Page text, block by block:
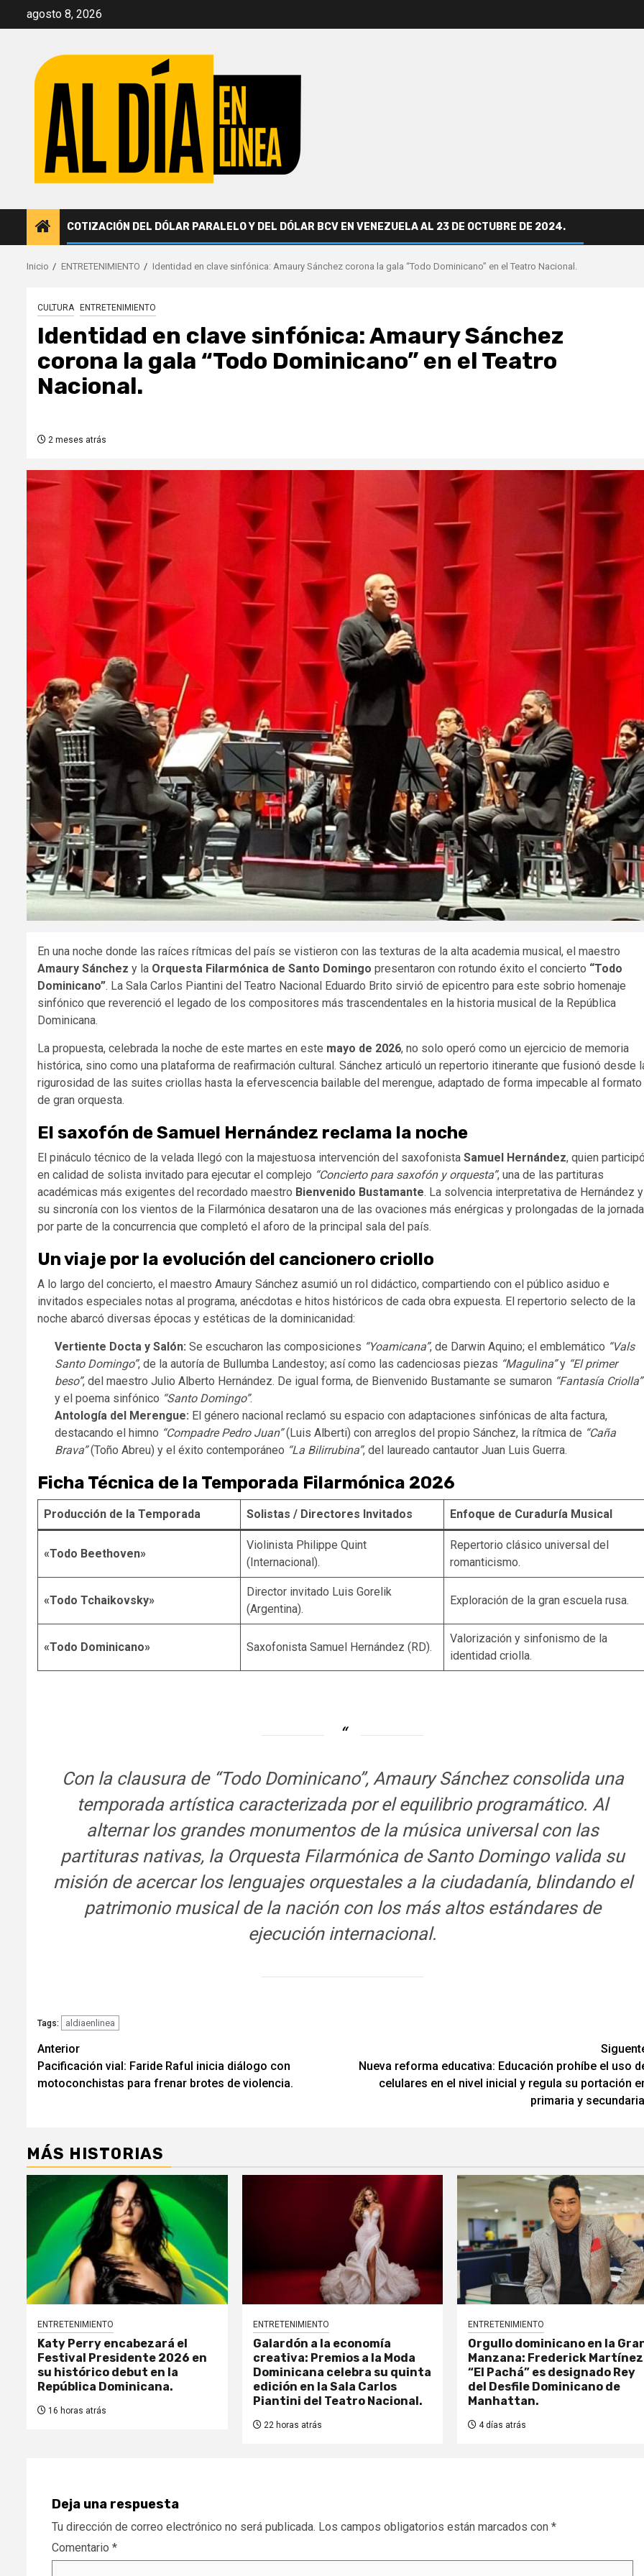
agosto 8, 2026
COTIZACIÓN DEL DÓLAR PARALELO Y DEL DÓLAR BCV EN VENEZUELA AL 23 DE OCTUBRE DE 2024.
Inicio ENTRETENIMIENTO Identidad en clave sinfónica: Amaury Sánchez corona la gala “Todo Dominicano” en el Teatro Nacional.
CULTURA ENTRETENIMIENTO
Identidad en clave sinfónica: Amaury Sánchez
corona la gala “Todo Dominicano” en el Teatro
Nacional.
2 meses atrás
En una noche donde las raíces rítmicas del país se vistieron con las texturas de la alta academia musical, el maestro
Amaury Sánchez y la Orquesta Filarmónica de Santo Domingo presentaron con rotundo éxito el concierto “Todo
Dominicano”. La Sala Carlos Piantini del Teatro Nacional Eduardo Brito sirvió de epicentro para este sobrio homenaje
sinfónico que reverenció el legado de los compositores más trascendentales en la historia musical de la República
Dominicana.
La propuesta, celebrada la noche de este martes en este mayo de 2026, no solo operó como un ejercicio de memoria
histórica, sino como una plataforma de reafirmación cultural. Sánchez articuló un repertorio itinerante que fusionó desde
rigurosidad de las suites criollas hasta la efervescencia bailable del merengue, adaptado de forma impecable al formato
de gran orquesta.
El saxofón de Samuel Hernández reclama la noche
El pináculo técnico de la velada llegó con la majestuosa intervención del saxofonista Samuel Hernández, quien
en calidad de solista invitado para ejecutar el complejo “Concierto para saxofón y orquesta”, una de las partituras
académicas más exigentes del recordado maestro Bienvenido Bustamante. La solvencia interpretativa de Hernández y
su sincronía con los vientos de la Filarmónica desataron una de las ovaciones más enérgicas y prolongadas de la jornada
por parte de la concurrencia que completó el aforo de la principal sala del país.
Un viaje por la evolución del cancionero criollo
A lo largo del concierto, el maestro Amaury Sánchez asumió un rol didáctico, compartiendo con el público asiduo e
invitados especiales notas al programa, anécdotas e hitos históricos de cada obra expuesta. El repertorio selecto de la
noche abarcó diversas épocas y estéticas de la dominicanidad:
Vertiente Docta y Salón: Se escucharon las composiciones “Yoamicana”, de Darwin Aquino; el emblemático “Vals
Santo Domingo”, de la autoría de Bullumba Landestoy; así como las cadenciosas piezas “Magulina”y “El primer
beso”, del maestro Julio Alberto Hernández. De igual forma, de Bienvenido Bustamante se sumaron “Fantasía Criolla”
y el poema sinfónico “Santo Domingo”.
Antología del Merengue: El género nacional reclamó su espacio con adaptaciones sinfónicas de alta factura,
destacando el himno “Compadre Pedro Juan”(Luis Alberti) con arreglos del propio Sánchez, la rítmica de “Caña
Brava”(Toño Abreu) y el éxito contemporáneo “La Bilirrubina”, del laureado cantautor Juan Luis Guerra.
Ficha Técnica de la Temporada Filarmónica 2026
Producción de la Temporada Solistas / Directores Invitados Enfoque de Curaduría Musical
«Todo Beethoven»
Violinista Philippe Quint
(Internacional).
Repertorio clásico universal del
romanticismo.
«Todo Tchaikovsky»
Director invitado Luis Gorelik
(Argentina).
Exploración de la gran escuela rusa.
«Todo Dominicano» Saxofonista Samuel Hernández (RD).
Valorización y sinfonismo de la
identidad criolla.
Con la clausura de “Todo Dominicano”, Amaury Sánchez consolida una
temporada artística caracterizada por el equilibrio programático. Al
alternar los grandes monumentos de la música universal con las
partituras nativas, la Orquesta Filarmónica de Santo Domingo valida su
misión de acercar los lenguajes orquestales a la ciudadanía, blindando el
patrimonio musical de la nación con los más altos estándares de
ejecución internacional.
Tags: aldiaenlinea
Navegación
de
Anterior
Pacificación vial: Faride Raful inicia diálogo con
motoconchistas para frenar brotes de violencia.
Nueva reforma educativa: Educación prohíbe el uso
celulares en el nivel inicial y regula su portación
primaria y
MÁS HISTORIAS
ENTRETENIMIENTO
Katy Perry encabezará el
Festival Presidente 2026 en
su histórico debut en la
República Dominicana.
16 horas atrás
ENTRETENIMIENTO
Galardón a la economía
creativa: Premios a la Moda
Dominicana celebra su quinta
edición en la Sala Carlos
Piantini del Teatro Nacional.
22 horas atrás
ENTRETENIMIENTO
Orgullo dominicano en la
Manzana: Frederick Martínez
“El Pachá” es designado Rey
del Desfile Dominicano de
Manhattan.
4 días atrás
Deja una respuesta
Tu dirección de correo electrónico no será publicada. Los campos obligatorios están marcados con *
Comentario *